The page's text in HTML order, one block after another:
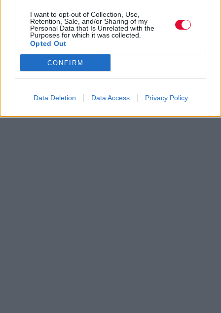
I want to opt-out of Collection, Use,
Retention, Sale, and/or Sharing of my
Personal Data that Is Unrelated with the
Purposes for which it was collected.
Opted Out
CONFIRM
Data Deletion Data Access Privacy Policy